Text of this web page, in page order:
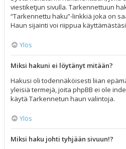
viestiketjun sivulla. Tarkennettuun
“Tarkennettu haku”-linkkiä joka on
Haun sijainti voi riippua
Ylös
Miksi hakuni ei löytänyt mitään?
Hakusi oli todennäköisesti liian
yleisiä termejä, joita phpBB ei ole
käytä Tarkennetun haun valintoja.
Ylös
Miksi haku johti tyhjään sivuun!?